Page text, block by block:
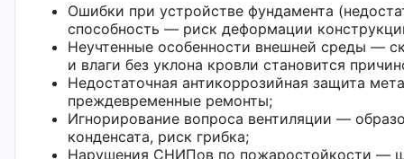
Ошибки при устройстве фундамента
способность — риск деформации
Неучтенные особенности внешней среды —
и влаги без уклона кровли становится
Недостаточная антикоррозийная защита
преждевременные ремонты;
Игнорирование вопроса вентиляции —
конденсата, риск грибка;
Нарушения СНИПов по пожаростойкости —